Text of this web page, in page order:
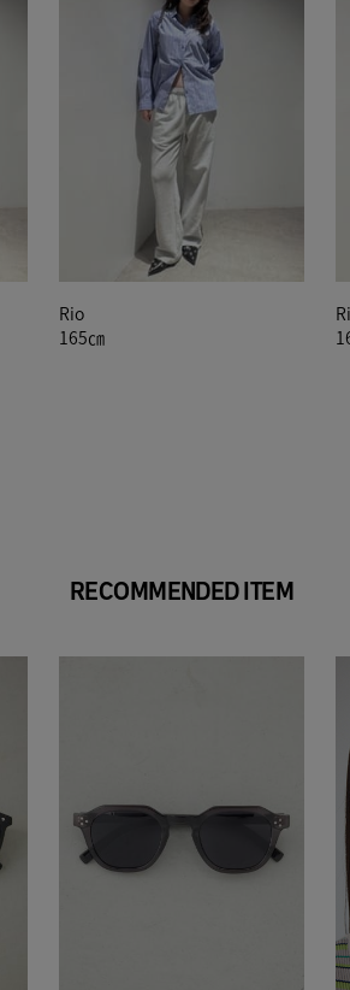
Rio
165㎝
RECOMMENDED ITEM